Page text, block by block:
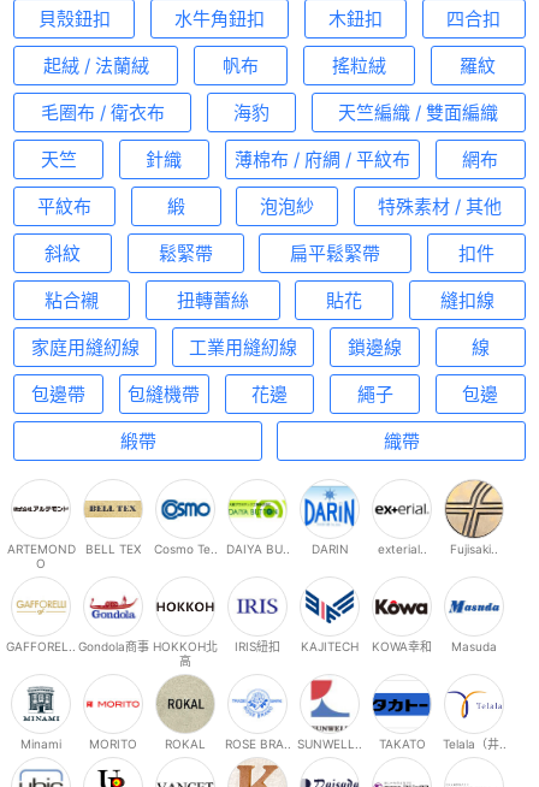
貝殼鈕扣 水牛角鈕扣 木鈕扣 四合扣
起絨 / 法蘭絨 帆布 搖粒絨 羅紋
毛圈布 / 衛衣布 海豹 天竺編織 / 雙面編織
天竺 針織 薄棉布 / 府綢 / 平紋布 網布
平紋布 緞 泡泡紗 特殊素材 / 其他
斜紋 鬆緊帶 扁平鬆緊帶 扣件
粘合襯 扭轉蕾絲 貼花 縫扣線
家庭用縫紉線 工業用縫紉線 鎖邊線 線
包邊帶 包縫機帶 花邊 繩子 包邊
緞帶 織帶
ARTEMOND
O
BELL TEX Cosmo Te.. DAIYA BU.. DARIN exterial.. Fujisaki..
GAFFOREL.. Gondola商事 HOKKOH北
高
IRIS紐扣 KAJITECH KOWA幸和 Masuda
Minami MORITO ROKAL ROSE BRA.. SUNWELL.. TAKATO Telala（井..